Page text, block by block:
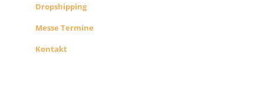
Dropshipping
Messe Termine
Kontakt